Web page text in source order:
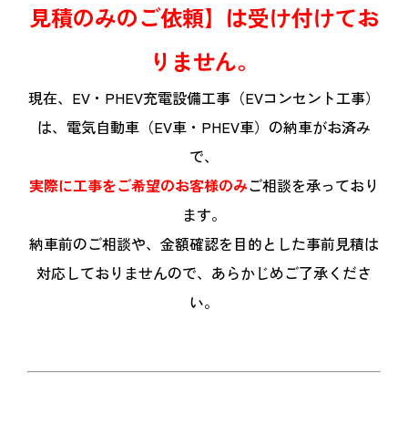
見積のみのご依頼】は受け付けてお
りません。
現在、EV・PHEV充電設備工事（EVコンセント工事）
は、電気自動車（EV車・PHEV車）の納車がお済み
で、
実際に工事をご希望のお客様のみご相談を承っており
ます。
納車前のご相談や、金額確認を目的とした事前見積は
対応しておりませんので、あらかじめご了承くださ
い。